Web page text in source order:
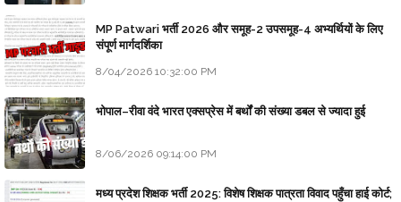
MP Patwari भर्ती 2026 और समूह-2 उपसमूह-4 अभ्यर्थियों के लिए
संपूर्ण मार्गदर्शिका
8/04/2026 10:32:00 PM
भोपाल–रीवा वंदे भारत एक्सप्रेस में बर्थों की संख्या डबल से ज्यादा हुई
8/06/2026 09:14:00 PM
मध्य प्रदेश शिक्षक भर्ती 2025: विशेष शिक्षक पात्रता विवाद पहुँचा हाई कोर्ट;